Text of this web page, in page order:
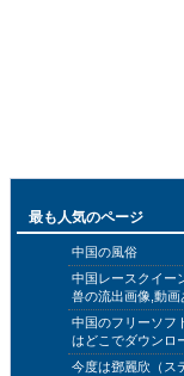
最も人気のページ
中国の風俗
中国レースクイー
兽の流出画像,動画
中国のフリーソフ
はどこでダウンロ
今度は鄧麗欣（ス